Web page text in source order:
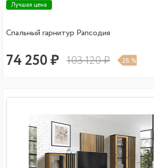
Лучшая цена
Спальный гарнитур Рапсодия
74 250 ₽ 103 120 ₽ 28 %